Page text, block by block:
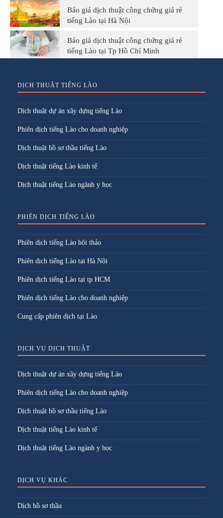
Báo giá dịch thuật công chứng giá rẻ
tiếng Lào tại Hà Nội
Báo giá dịch thuật công chứng giá rẻ
tiếng Lào tại Tp Hồ Chí Minh
DỊCH THUẬT TIẾNG LÀO
Dịch thuật dự án xây dựng tiếng Lào
Phiên dịch tiếng Lào cho doanh nghiệp
Dịch thuật hồ sơ thầu tiếng Lào
Dịch thuật tiếng Lào kinh tế
Dịch thuật tiếng Lào ngành y học
PHIÊN DỊCH TIẾNG LÀO
Phiên dịch tiếng Lào hội thảo
Phiên dịch tiếng Lào tại Hà Nội
Phiên dịch tiếng Lào tại tp HCM
Phiên dịch tiếng Lào cho doanh nghiệp
Cung cấp phiên dịch tại Lào
DỊCH VỤ DỊCH THUẬT
Dịch thuật dự án xây dựng tiếng Lào
Phiên dịch tiếng Lào cho doanh nghiệp
Dịch thuật hồ sơ thầu tiếng Lào
Dịch thuật tiếng Lào kinh tế
Dịch thuật tiếng Lào ngành y học
DỊCH VỤ KHÁC
Dịch hồ sơ thầu